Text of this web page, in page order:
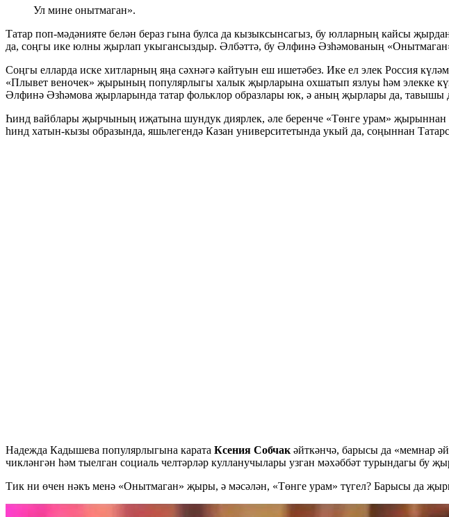
Ул мине онытмаган».
Татар поп-мәдәнияте белән бераз гына булса да кызыксынсагыз, бу юлларның кайсы
да, соңгы ике юлны җырлап укыгансыздыр. Әлбәттә, бу Әлфинә Әзһәмованың
Соңгы елларда иске хитларның яңа сәхнәгә кайтуын еш ишетәбез. Ике ел элек Россия
«Плывет веночек» җырының популярлыгы халык җырларына охшатып язлуы һәм элекке
Әлфинә Әзһәмова җырларында татар фольклор образлары юк, ә аның җырлары да, тавышы
Һинд вайблары җырчының иҗатына шундук диярлек, әле беренче «Төнге урам»
һинд хатын-кызы образында, яшьлегендә Казан университетында укый да, соңыннан
Надежда Кадышева популярлыгына карата Ксения Собчак әйткәнчә, барысы да «мемнар
чикләнгән һәм тыелган социаль челтәрләр кулланучылары узган мәхәббәт турындагы
Тик ни өчен нәкъ менә «Онытмаган» җыры, ә мәсәлән, «Төнге урам» түгел? Барысы да